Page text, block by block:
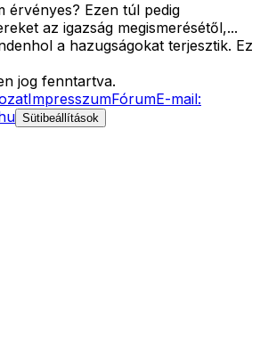
érvényes? Ezen túl pedig
az igazság megismerésétől,...
a hazugságokat terjesztik. Ez
jog fenntartva.
ImpresszumFórumE-mail:
Sütibeállítások